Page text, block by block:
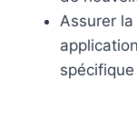
Assurer